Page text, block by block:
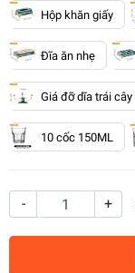
Hộp khăn giấy
Đĩa ăn nhẹ
Giá đỡ dĩa trái cây
10 cốc 150ML
- +